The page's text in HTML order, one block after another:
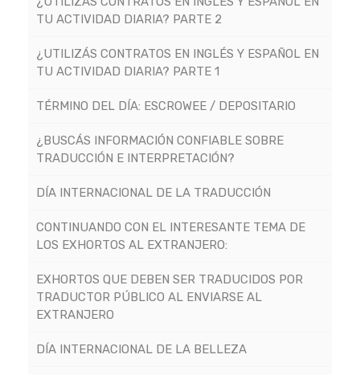
TU ACTIVIDAD DIARIA? PARTE 2
¿UTILIZÁS CONTRATOS EN INGLÉS Y ESPAÑOL EN
TU ACTIVIDAD DIARIA? PARTE 1
TÉRMINO DEL DÍA: ESCROWEE / DEPOSITARIO
¿BUSCÁS INFORMACIÓN CONFIABLE SOBRE
TRADUCCIÓN E INTERPRETACIÓN?
DÍA INTERNACIONAL DE LA TRADUCCIÓN
CONTINUANDO CON EL INTERESANTE TEMA DE
LOS EXHORTOS AL EXTRANJERO:
EXHORTOS QUE DEBEN SER TRADUCIDOS POR
TRADUCTOR PÚBLICO AL ENVIARSE AL
EXTRANJERO
DÍA INTERNACIONAL DE LA BELLEZA